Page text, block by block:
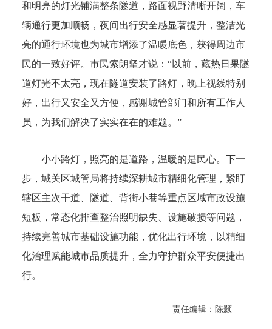
和明亮的灯光铺满整条隧道，路面视野清晰开阔，车
辆通行更加顺畅，夜间出行安全感显著提升，整洁光
亮的通行环境也为城市增添了温暖底色，获得周边市
民的一致好评。市民索朗坚才说：“以前，藏热日果隧
道灯光不太亮，现在隧道安装了路灯，晚上视线特别
好，出行又安全又方便，感谢城管部门和所有工作人
员，为我们解决了实实在在的难题。”
小小路灯，照亮的是道路，温暖的是民心。下一
步，城关区城管局将持续深耕城市精细化管理，紧盯
辖区主次干道、隧道、背街小巷等重点区域市政设施
短板，常态化排查整治照明缺失、设施破损等问题，
持续完善城市基础设施功能，优化出行环境，以精细
化治理赋能城市品质提升，全力守护群众平安便捷出
行。
责任编辑：陈颢